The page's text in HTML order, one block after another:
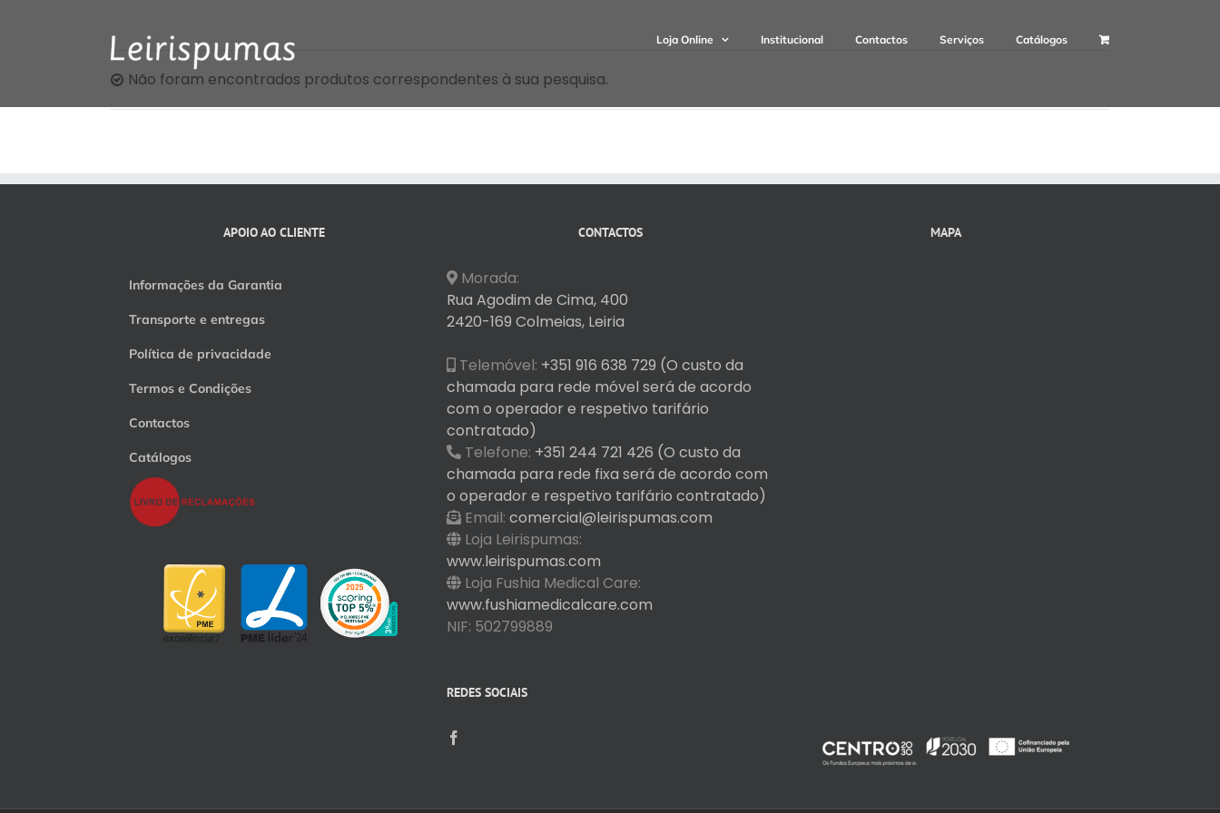
Loja Online Institucional Contactos Serviços Catálogos
Não foram encontrados produtos correspondentes à sua pesquisa.
APOIO AO CLIENTE
Informações da Garantia
Transporte e entregas
Política de privacidade
Termos e Condições
Contactos
Catálogos
CONTACTOS
Morada:
Rua Agodim de Cima, 400
2420-169 Colmeias, Leiria
Telemóvel: +351 916 638 729 (O custo da
chamada para rede móvel será de acordo
com o operador e respetivo tarifário
contratado)
Telefone: +351 244 721 426 (O custo da
chamada para rede fixa será de acordo com
o operador e respetivo tarifário contratado)
Email: comercial@leirispumas.com
Loja Leirispumas:
www.leirispumas.com
Loja Fushia Medical Care:
www.fushiamedicalcare.com
NIF: 502799889
REDES SOCIAIS
MAPA